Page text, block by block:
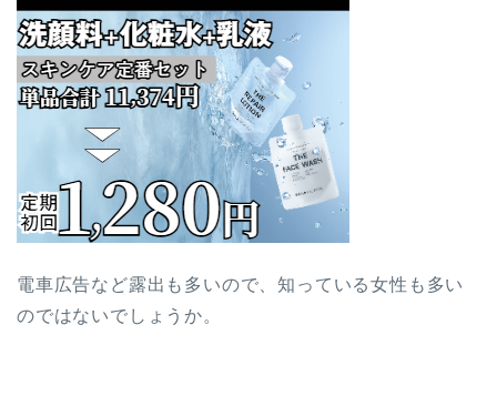
電車広告など露出も多いので、知っている女性も多い
のではないでしょうか。